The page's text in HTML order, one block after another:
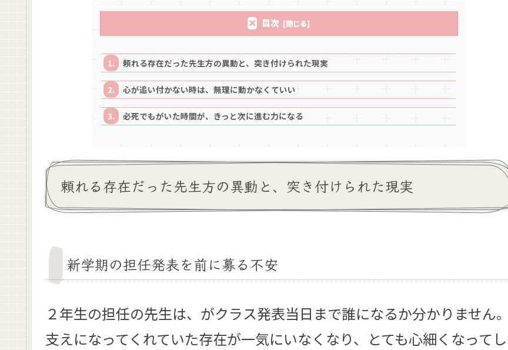
目次
頼れる存在だった先生方の異動と、突き付けられた現実
心が追い付かない時は、無理に動かなくていい
必死でもがいた時間が、きっと次に進む力になる
頼れる存在だった先生方の異動と、突き付けられた現実
新学期の担任発表を前に募る不安
２年生の担任の先生は、がクラス発表当日まで誰になるか分かりません。
支えになってくれていた存在が一気にいなくなり、とても心細くなってし